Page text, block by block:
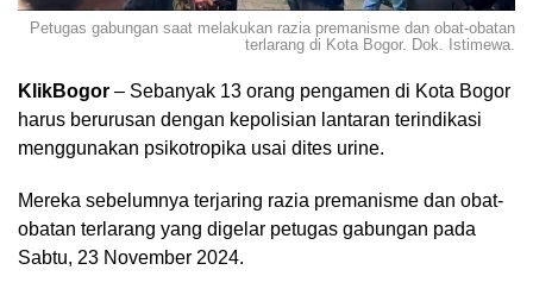
Petugas gabungan saat melakukan razia premanisme dan obat-obatan
terlarang di Kota Bogor. Dok. Istimewa.
KlikBogor – Sebanyak 13 orang pengamen di Kota Bogor
harus berurusan dengan kepolisian lantaran terindikasi
menggunakan psikotropika usai dites urine.
Mereka sebelumnya terjaring razia premanisme dan obat-
obatan terlarang yang digelar petugas gabungan pada
Sabtu, 23 November 2024.